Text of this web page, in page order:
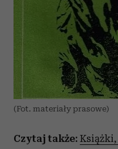
(Fot. materiały prasowe)
Czytaj także: